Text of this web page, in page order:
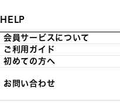
HELP
会員サービスについて
ご利用ガイド
初めての方へ
お問い合わせ